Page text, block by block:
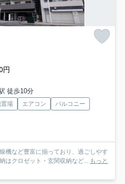
円
徒歩10分
場 エアコン
バルコニー
機など豊富に揃っており、過ごしやす
はクロゼット・玄関収納など... もっと